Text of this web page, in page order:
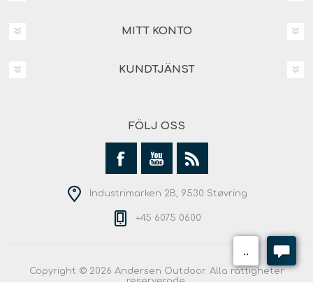
MITT KONTO
KUNDTJÄNST
FÖLJ OSS
Industrimarken 2B, 9530 Støvring
+45 6075 0600
Copyright © 2026 Andersen Outdoor. Alla rättigheter
reserverade.